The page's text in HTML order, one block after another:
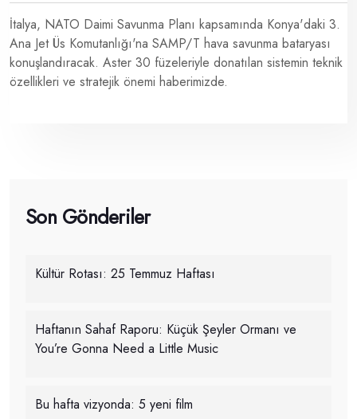
İtalya, NATO Daimi Savunma Planı kapsamında Konya'daki 3.
Ana Jet Üs Komutanlığı'na SAMP/T hava savunma bataryası
konuşlandıracak. Aster 30 füzeleriyle donatılan sistemin teknik
özellikleri ve stratejik önemi haberimizde.
Son Gönderiler
Kültür Rotası: 25 Temmuz Haftası
Haftanın Sahaf Raporu: Küçük Şeyler Ormanı ve
You’re Gonna Need a Little Music
Bu hafta vizyonda: 5 yeni film